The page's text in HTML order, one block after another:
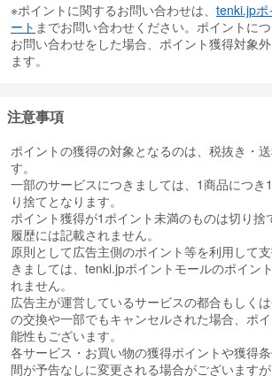
※ポイントに関するお問い合わせは、 tenki.jpポ
ート までお問い合わせください。ポイントに
お問い合わせをした場合、ポイント獲得対象
ます。
注意事項
ポイントの獲得の対象となるのは、税抜き・
す。
一部のサービスにつきましては、1商品につき
り捨てとなります。
ポイント獲得が1ポイント未満のものは切り捨
履歴には記載されません。
原則として広告主側のポイント等を利用して
きましては、tenki.jpポイントモールのポイン
れません。
広告主が運営しているサービスの都合もしく
の交換や一部でもキャンセルされた場合、ポ
能性もございます。
各サービス・お買い物の獲得ポイントや獲得
間が予告なしに変更される場合がございます